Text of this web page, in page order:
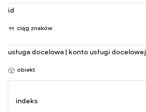
id
ciąg znaków
usługa docelowa | konto usługi docelowej
obiekt
indeks